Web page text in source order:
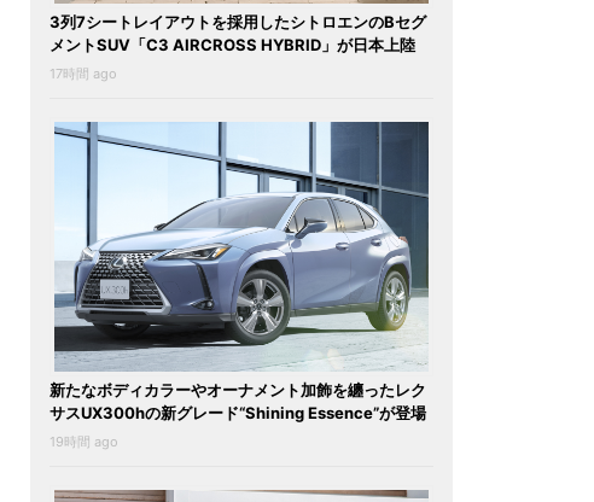
3列7シートレイアウトを採用したシトロエンのBセグ
メントSUV「C3 AIRCROSS HYBRID」が日本上陸
17時間 ago
新たなボディカラーやオーナメント加飾を纏ったレク
サスUX300hの新グレード“Shining Essence”が登場
19時間 ago